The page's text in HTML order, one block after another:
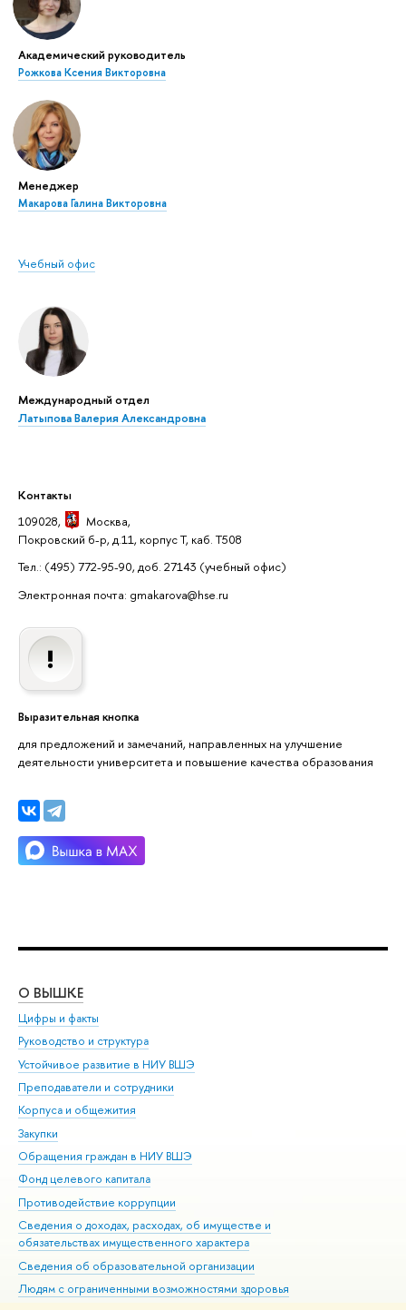
Академический руководитель
Рожкова Ксения Викторовна
Менеджер
Макарова Галина Викторовна
Учебный офис
Международный отдел
Латыпова Валерия Александровна
Контакты
109028,
Москва,
Покровский б-р, д.11, корпус Т, каб. Т508
Тел.: (495) 772-95-90, доб. 27143 (учебный офис)
Электронная почта: gmakarova@hse.ru
Выразительная кнопка
для предложений и замечаний, направленных на улучшение
деятельности университета и повышение качества образования
О ВЫШКЕ
Цифры и факты
Руководство и структура
Устойчивое развитие в НИУ ВШЭ
Преподаватели и сотрудники
Корпуса и общежития
Закупки
Обращения граждан в НИУ ВШЭ
Фонд целевого капитала
Противодействие коррупции
Сведения о доходах, расходах, об имуществе и
обязательствах имущественного характера
Сведения об образовательной организации
Людям с ограниченными возможностями здоровья